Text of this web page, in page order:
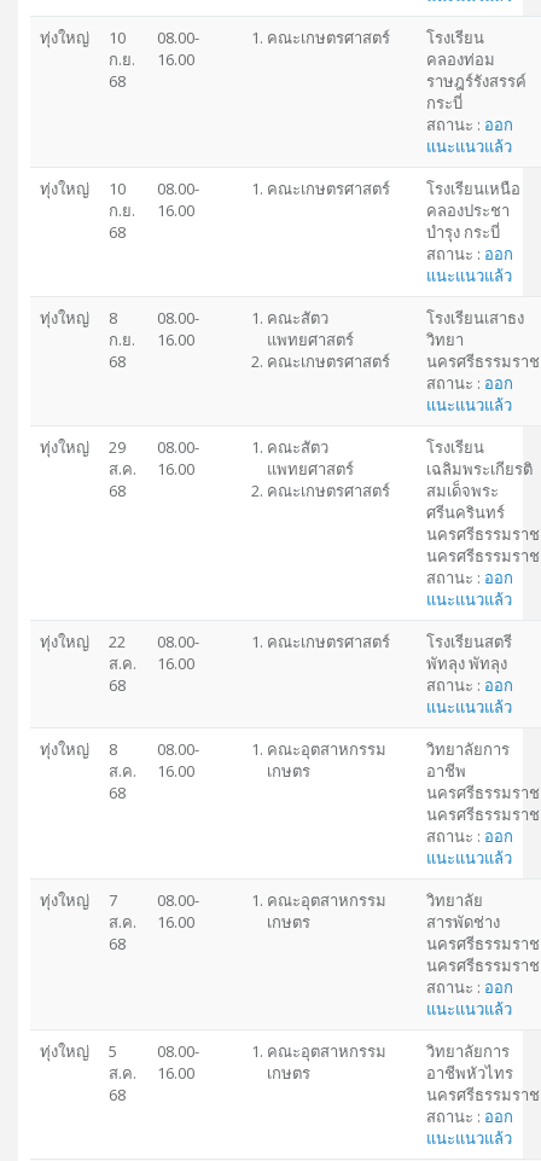
ทุ่งใหญ่
10
ก.ย.
68
08.00-
16.00
คณะเกษตรศาสตร์
โรงเรียน
คลองท่อม
ราษฎร์รังสรรค์
กระบี่
สถานะ : ออก
แนะแนวแล้ว
ทุ่งใหญ่
10
ก.ย.
68
08.00-
16.00
คณะเกษตรศาสตร์
โรงเรียนเหนือ
คลองประชา
บำรุง กระบี่
สถานะ : ออก
แนะแนวแล้ว
ทุ่งใหญ่
8
ก.ย.
68
08.00-
16.00
คณะสัตว
แพทยศาสตร์
คณะเกษตรศาสตร์
โรงเรียนเสาธง
วิทยา
นครศรีธรรมราช
สถานะ : ออก
แนะแนวแล้ว
ทุ่งใหญ่
29
ส.ค.
68
08.00-
16.00
คณะสัตว
แพทยศาสตร์
คณะเกษตรศาสตร์
โรงเรียน
เฉลิมพระเกียรติ
สมเด็จพระ
ศรีนครินทร์
นครศรีธรรมราช
นครศรีธรรมราช
สถานะ : ออก
แนะแนวแล้ว
ทุ่งใหญ่
22
ส.ค.
68
08.00-
16.00
คณะเกษตรศาสตร์
โรงเรียนสตรี
พัทลุง พัทลุง
สถานะ : ออก
แนะแนวแล้ว
ทุ่งใหญ่
8
ส.ค.
68
08.00-
16.00
คณะอุตสาหกรรม
เกษตร
วิทยาลัยการ
อาชีพ
นครศรีธรรมราช
นครศรีธรรมราช
สถานะ : ออก
แนะแนวแล้ว
ทุ่งใหญ่
7
ส.ค.
68
08.00-
16.00
คณะอุตสาหกรรม
เกษตร
วิทยาลัย
สารพัดช่าง
นครศรีธรรมราช
นครศรีธรรมราช
สถานะ : ออก
แนะแนวแล้ว
ทุ่งใหญ่
5
ส.ค.
68
08.00-
16.00
คณะอุตสาหกรรม
เกษตร
วิทยาลัยการ
อาชีพหัวไทร
นครศรีธรรมราช
สถานะ : ออก
แนะแนวแล้ว